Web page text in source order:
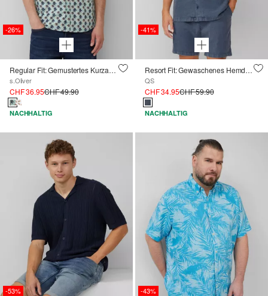
-26%
Regular Fit: Gemustertes Kurzarmhemd aus Baumwollstretch
s.Oliver
CHF 36.95CHF 49.90
NACHHALTIG
-41%
Resort Fit: Gewaschenes Hemd aus Strukturware
QS
CHF 34.95CHF 59.90
NACHHALTIG
-53% -43%